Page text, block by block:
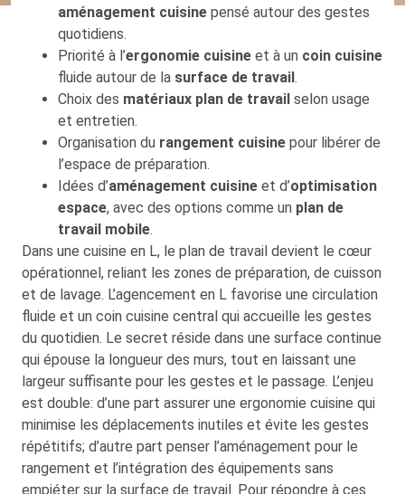
aménagement cuisine pensé autour des gestes
quotidiens.
Priorité à l’ergonomie cuisine et à un coin cuisine
fluide autour de la surface de travail.
Choix des matériaux plan de travail selon usage
et entretien.
Organisation du rangement cuisine pour libérer de
l’espace de préparation.
Idées d’aménagement cuisine et d’optimisation
espace, avec des options comme un plan de
travail mobile.
Dans une cuisine en L, le plan de travail devient le cœur
opérationnel, reliant les zones de préparation, de cuisson
et de lavage. L’agencement en L favorise une circulation
fluide et un coin cuisine central qui accueille les gestes
du quotidien. Le secret réside dans une surface continue
qui épouse la longueur des murs, tout en laissant une
largeur suffisante pour les gestes et le passage. L’enjeu
est double: d’une part assurer une ergonomie cuisine qui
minimise les déplacements inutiles et évite les gestes
répétitifs; d’autre part penser l’aménagement pour le
rangement et l’intégration des équipements sans
empiéter sur la surface de travail. Pour répondre à ces